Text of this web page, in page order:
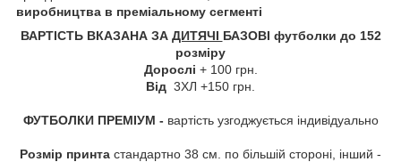
виробництва в преміальному сегменті
ВАРТІСТЬ ВКАЗАНА ЗА ДИТЯЧІ БАЗОВІ футболки до 152
розміру
Дорослі + 100 грн.
Від 3ХЛ +150 грн.
ФУТБОЛКИ ПРЕМІУМ - вартість узгоджується індивідуально
Розмір принта стандартно 38 см. по більшій стороні, інший -